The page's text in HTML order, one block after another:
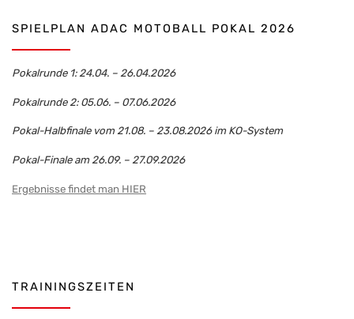
SPIELPLAN ADAC MOTOBALL POKAL 2026
Pokalrunde 1: 24.04. – 26.04.2026
Pokalrunde 2: 05.06. – 07.06.2026
Pokal-Halbfinale vom 21.08. – 23.08.2026 im KO-System
Pokal-Finale am 26.09. – 27.09.2026
Ergebnisse findet man HIER
TRAININGSZEITEN